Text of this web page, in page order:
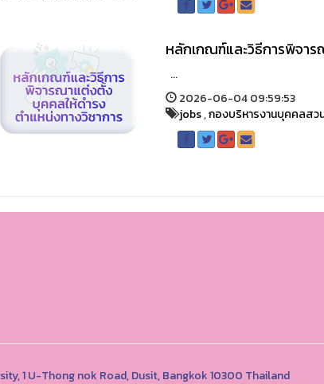
หลักเกณฑ์และวิธีการพิจา
...
2026-06-04 09:59:53
jobs,กองบริหารงานบุคคลสว
1 U-Thong nok Road, Dusit, Bangkok 10300 Thailand